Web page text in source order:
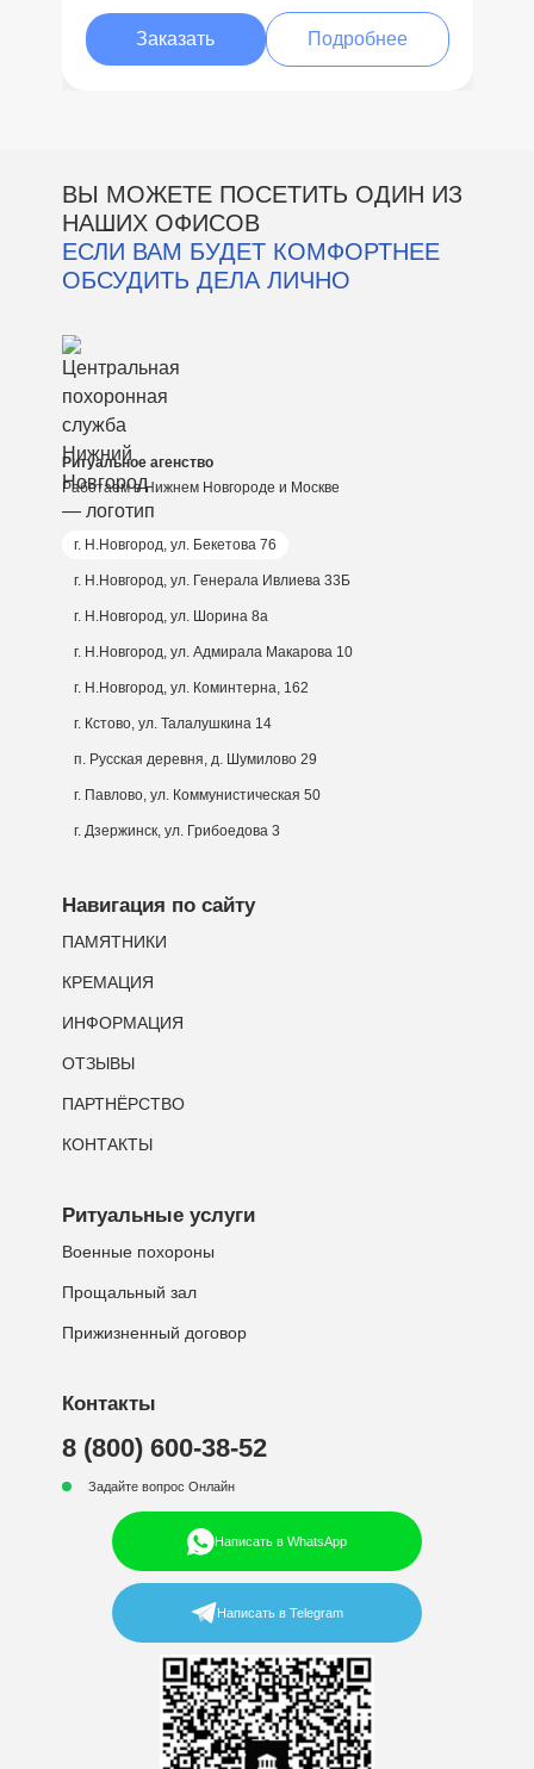
Заказать Подробнее
ВЫ МОЖЕТЕ ПОСЕТИТЬ ОДИН ИЗ
НАШИХ ОФИСОВ
ЕСЛИ ВАМ БУДЕТ КОМФОРТНЕЕ
ОБСУДИТЬ ДЕЛА ЛИЧНО
Ритуальное агенство
Работаем в Нижнем Новгороде и Москве
г. Н.Новгород, ул. Бекетова 76
г. Н.Новгород, ул. Генерала Ивлиева 33Б
г. Н.Новгород, ул. Шорина 8а
г. Н.Новгород, ул. Адмирала Макарова 10
г. Н.Новгород, ул. Коминтерна, 162
г. Кстово, ул. Талалушкина 14
п. Русская деревня, д. Шумилово 29
г. Павлово, ул. Коммунистическая 50
г. Дзержинск, ул. Грибоедова 3
Навигация по сайту
ПАМЯТНИКИ
КРЕМАЦИЯ
ИНФОРМАЦИЯ
ОТЗЫВЫ
ПАРТНЁРСТВО
КОНТАКТЫ
Ритуальные услуги
Военные похороны
Прощальный зал
Прижизненный договор
Контакты
8 (800) 600-38-52
Задайте вопрос Онлайн
Написать в WhatsApp
Написать в Telegram